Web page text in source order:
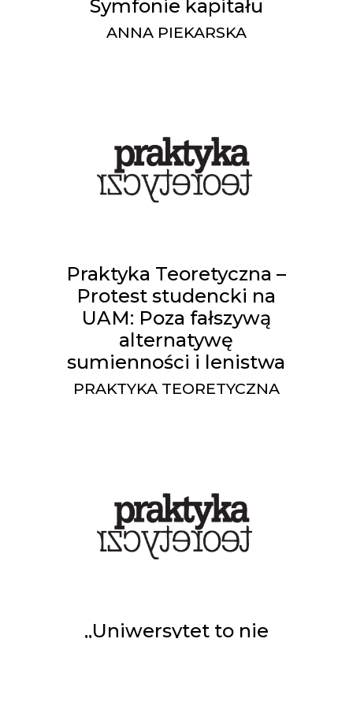
Symfonie kapitału
ANNA PIEKARSKA
Praktyka Teoretyczna –
Protest studencki na
UAM: Poza fałszywą
alternatywę
sumienności i lenistwa
PRAKTYKA TEORETYCZNA
„Uniwersytet to nie